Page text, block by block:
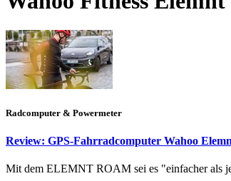
Radcomputer & Powermeter
Review: GPS-Fahrradcomputer Wahoo
Mit dem ELEMNT ROAM sei es "einfacher als